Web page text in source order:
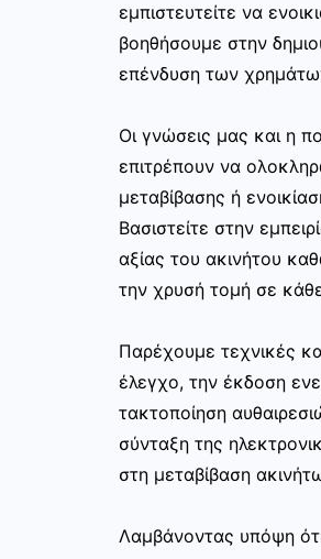
εμπιστευτείτε να
βοηθήσουμε στην
επένδυση των
Οι γνώσεις μας και η
επιτρέπουν να
μεταβίβασης ή
Βασιστείτε στην
αξίας του ακινήτου
την χρυσή τομή σε
Παρέχουμε τεχνικές
έλεγχο, την έκδοση
τακτοποίηση
σύνταξη της
στη μεταβίβαση
Λαμβάνοντας υπόψη